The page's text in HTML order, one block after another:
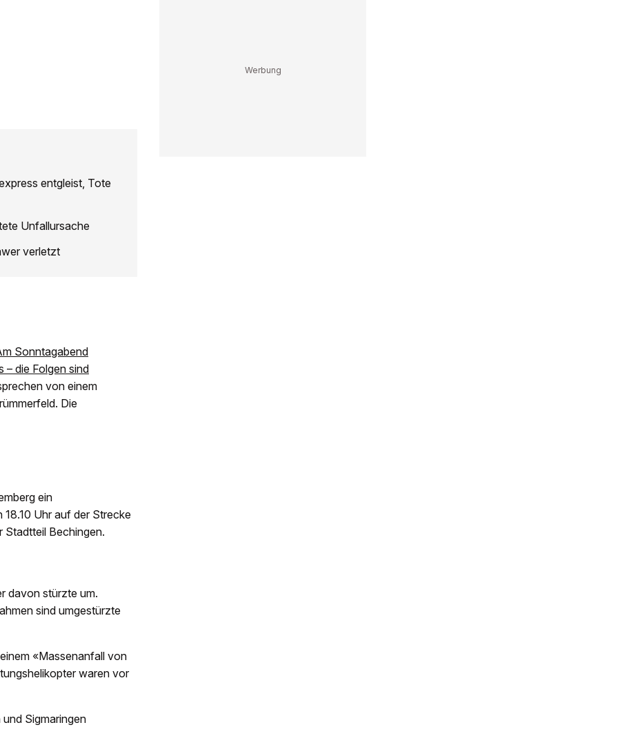
entgleist, Tote
Unfallursache
verletzt
Sonntagabend
– die Folgen sind
von einem
Die
ein
Uhr auf der Strecke
Stadtteil Bechingen.
davon stürzte um.
sind umgestürzte
«Massenanfall von
waren vor
Sigmaringen